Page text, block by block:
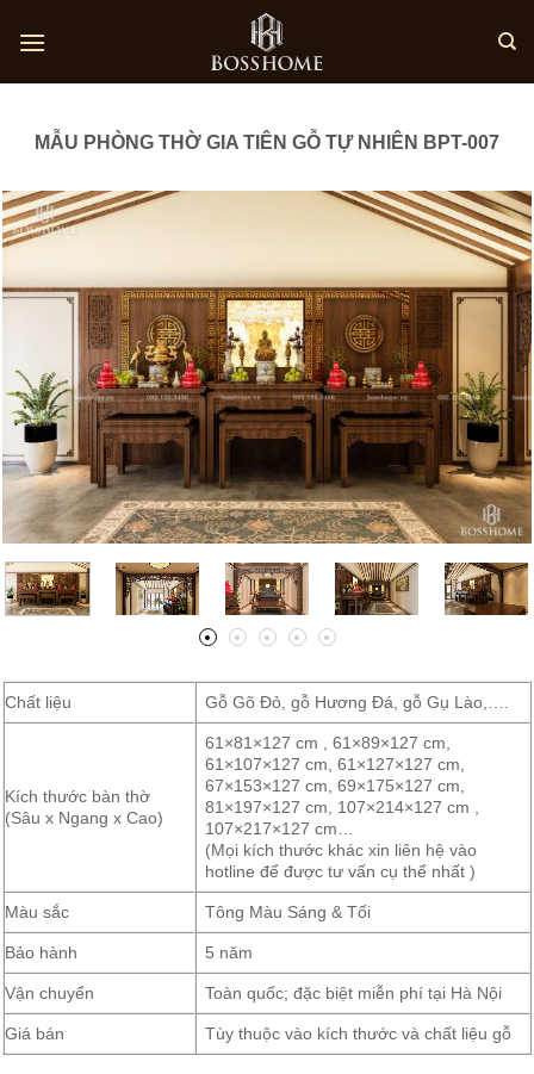
MẪU PHÒNG THỜ GIA TIÊN GỖ TỰ NHIÊN BPT-007
Chất liệu Gỗ Gõ Đỏ, gỗ Hương Đá, gỗ Gụ Lào,….
Kích thước bàn thờ
(Sâu x Ngang x Cao)
61×81×127 cm , 61×89×127 cm,
61×107×127 cm, 61×127×127 cm,
67×153×127 cm, 69×175×127 cm,
81×197×127 cm, 107×214×127 cm ,
107×217×127 cm…
(Mọi kích thước khác xin liên hệ vào
hotline để được tư vấn cụ thể nhất )
Màu sắc Tông Màu Sáng & Tối
Bảo hành 5 năm
Vận chuyển Toàn quốc; đặc biệt miễn phí tại Hà Nội
Giá bán Tùy thuộc vào kích thước và chất liệu gỗ